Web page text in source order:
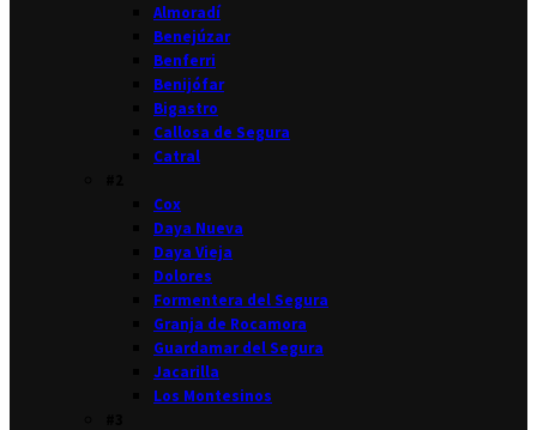
Almoradí
Benejúzar
Benferri
Benijófar
Bigastro
Callosa de Segura
Catral
Cox
Daya Nueva
Daya Vieja
Dolores
Formentera del Segura
Granja de Rocamora
Guardamar del Segura
Jacarilla
Los Montesinos